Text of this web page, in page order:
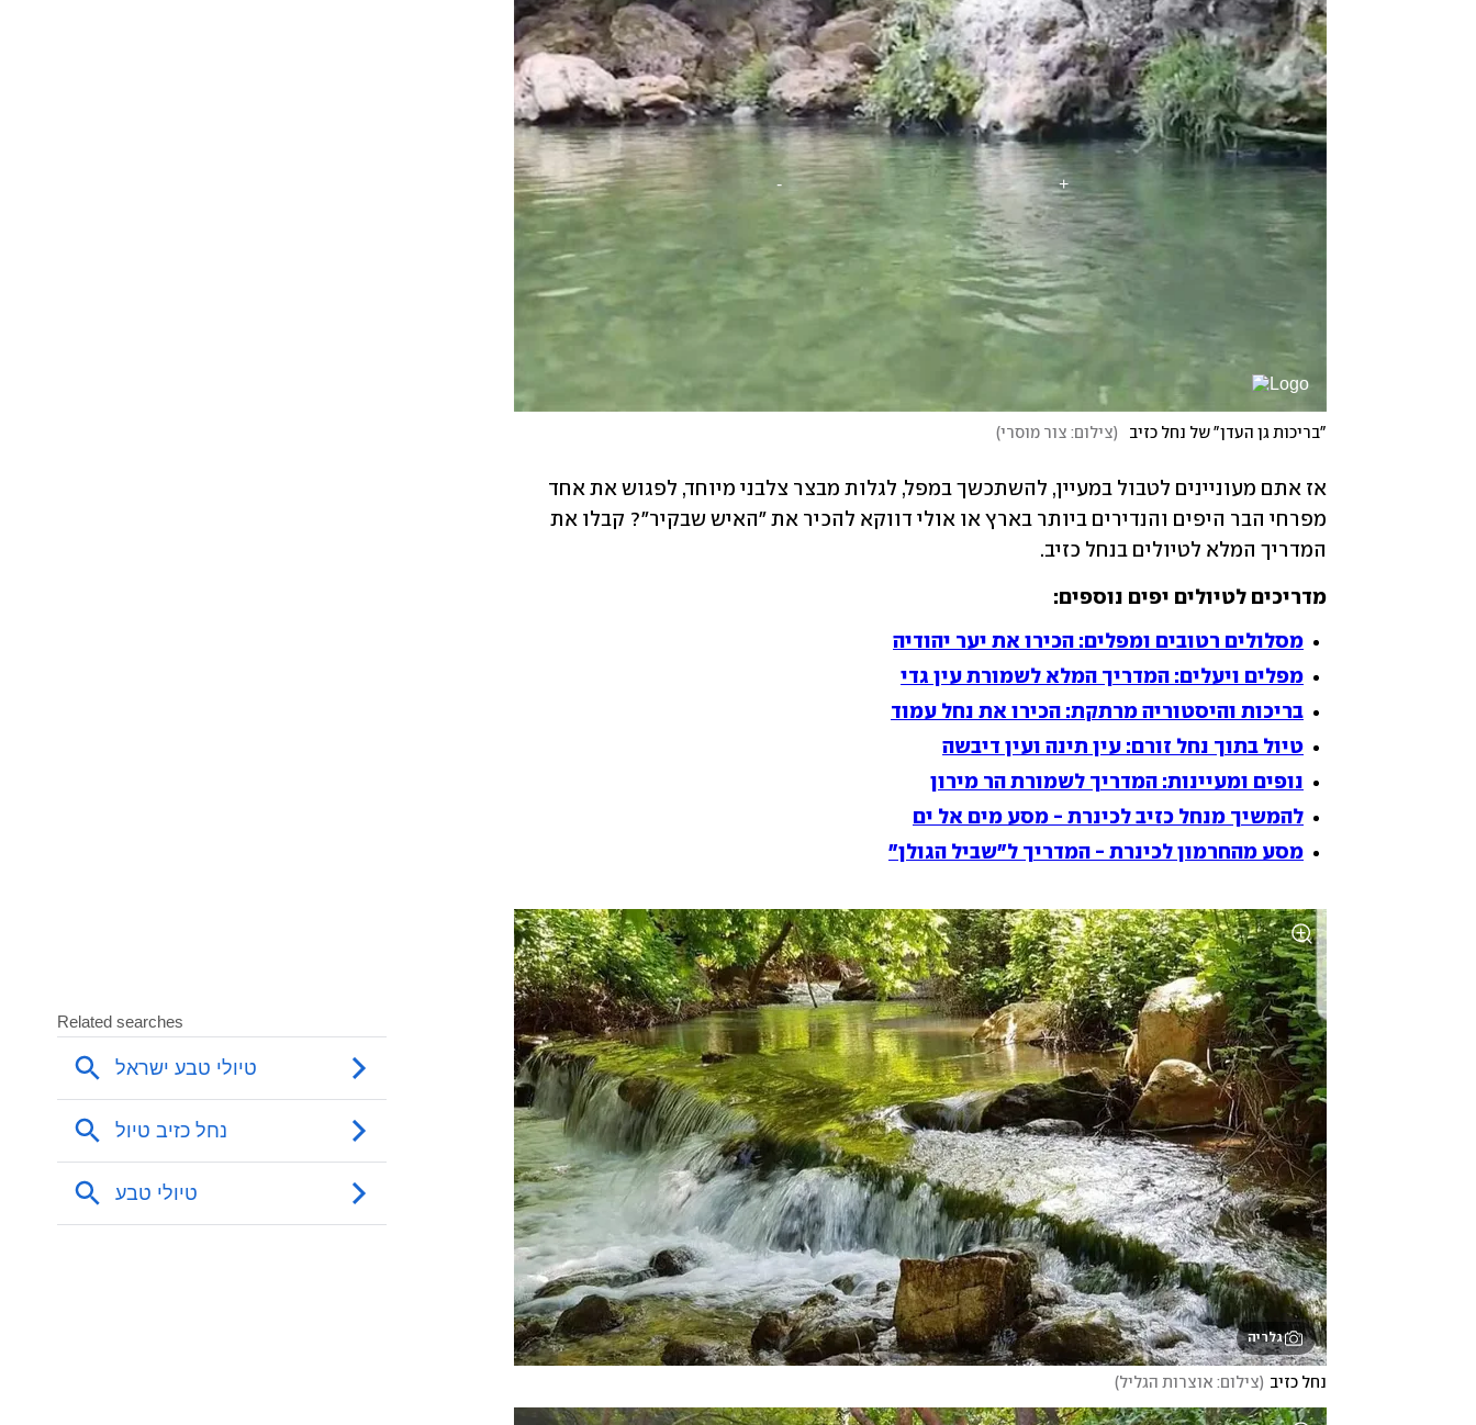
"בריכות גן העדן" של נחל כזיב (צילום: צור מוסרי)
המדריך המלא לטיולים בנחל כזיב.
מדריכים לטיולים יפים נוספים:
מסלולים רטובים ומפלים: הכירו את יער יהודיה
מפלים ויעלים: המדריך המלא לשמורת עין גדי
בריכות והיסטוריה מרתקת: הכירו את נחל עמוד
טיול בתוך נחל זורם: עין תינה ועין דיבשה
נופים ומעיינות: המדריך לשמורת הר מירון
להמשיך מנחל כזיב לכינרת - מסע מים אל ים
מסע מהחרמון לכינרת - המדריך ל"שביל הגולן"
גלריה
נחל כזיב (צילום: אוצרות הגליל)